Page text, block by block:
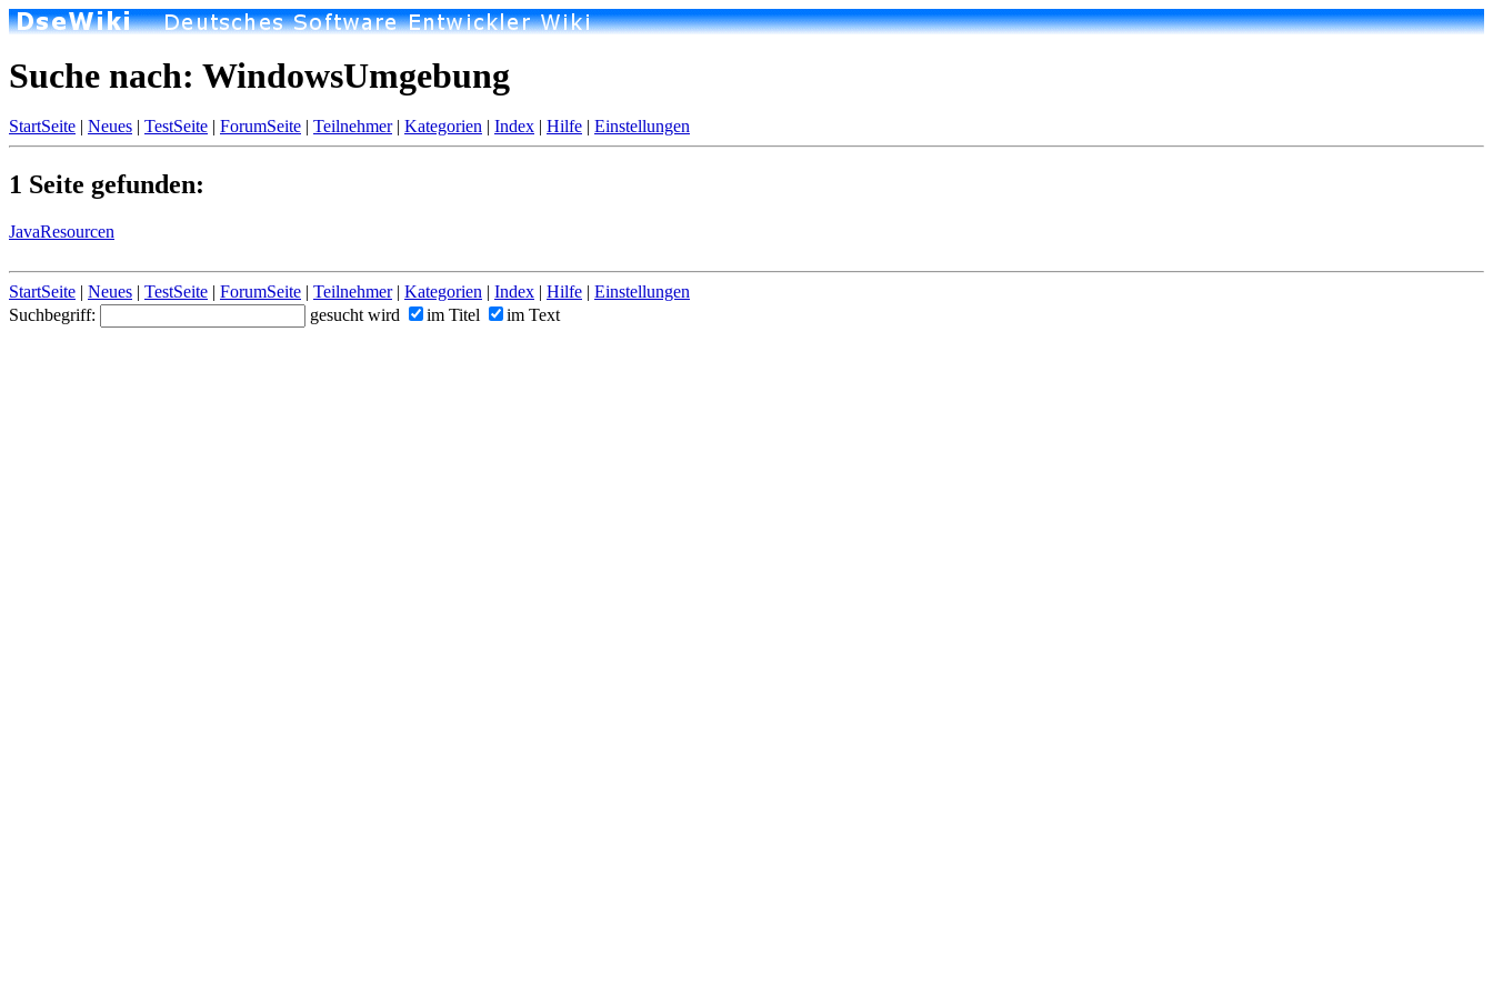
Suche nach: WindowsUmgebung
StartSeite | Neues | TestSeite | ForumSeite | Teilnehmer| Kategorien | Index | Hilfe | Einstellungen
1 Seite gefunden:
JavaResourcen
StartSeite | Neues | TestSeite | ForumSeite | Teilnehmer| Kategorien | Index | Hilfe | Einstellungen
Suchbegriff:
gesucht wird im Titel im Text